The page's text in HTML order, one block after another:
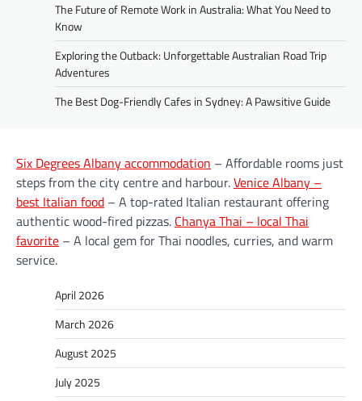
The Future of Remote Work in Australia: What You Need to
Know
Exploring the Outback: Unforgettable Australian Road Trip
Adventures
The Best Dog-Friendly Cafes in Sydney: A Pawsitive Guide
Six Degrees Albany accommodation – Affordable rooms just
steps from the city centre and harbour.Venice Albany –
best Italian food – A top-rated Italian restaurant offering
authentic wood-fired pizzas. Chanya Thai – local Thai
favorite – A local gem for Thai noodles, curries, and warm
service.
April 2026
March 2026
August 2025
July 2025